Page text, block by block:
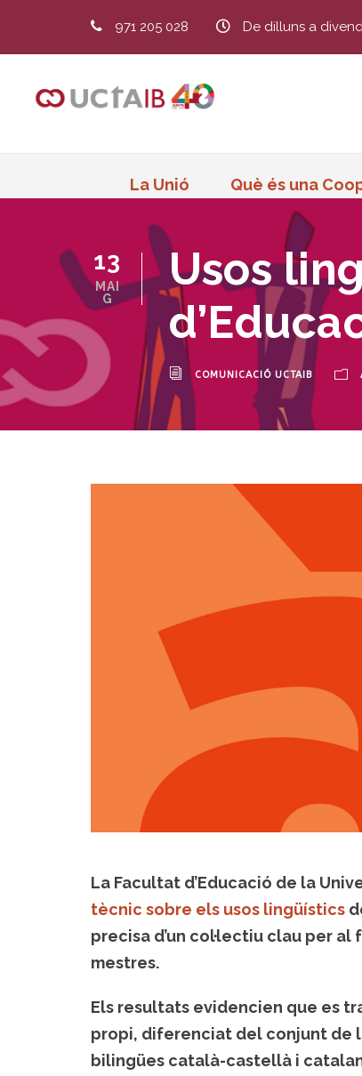
971 205 028 De dilluns a
La Unió Què és una
13
MAI
G
Usos
COMUNICACIÓ UCTAIB
La Facultat d’Educació de la
tècnic sobre els usos lingüístics
precisa d’un col·lectiu clau per
mestres.
Els resultats evidencien que es
propi, diferenciat del conjunt de
bilingües català-castellà i